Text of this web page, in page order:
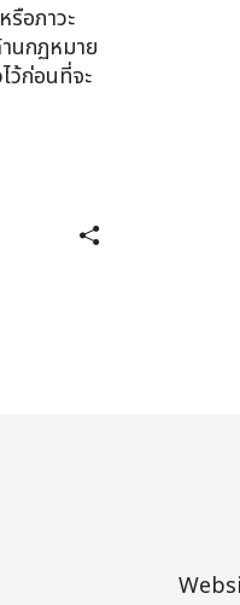
อภาวะ
นกฏหมาย
ว้ก่อนที่จะ